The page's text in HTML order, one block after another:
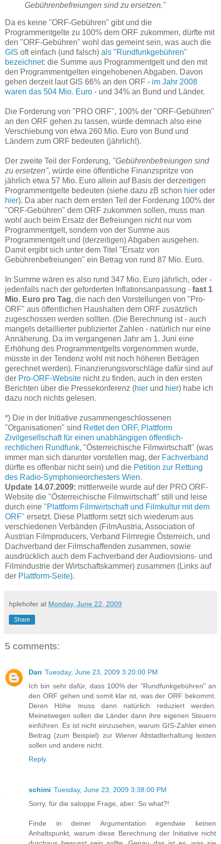
Gebührenbefreiungen sind zu ersetzen."
Da es keine "ORF-Gebühren" gibt und die
Programmentgelte zu 100% dem ORF zukommen, dürfte mit
den "ORF-Gebühren" wohl das gemeint sein, was auch die
GIS oft einfach (und falsch) als "Rundfunkgebühren"
bezeichnet: die Summe aus Programmentgelt und den mit
den Programmentgelten eingehobenen Abgaben. Davon
gehen derzeit laut GIS 66% an den ORF - im Jahr 2008
waren das 504 Mio. Euro - und 34% an Bund und Länder.
Die Forderung von "PRO ORF", 100% der "ORF-Gebühren"
an den ORF gehen zu lassen, würde demnach also eine
Verschiebung von etwa 260 Mio. Euro von Bund und
Ländern zum ORF bedeuten (jährlich!).
Der zweite Teil der Forderung, "Gebührenbefreiungen sind
zu ersetzen", würde eine öffentliche Finanzspritze von
jährlich etwa 57 Mio. Euro allein auf Basis der derzeitigen
Programmentgelte bedeuten (siehe dazu zB schon hier oder
hier). Da aber nach dem ersten Teil der Forderung 100% der
"ORF-Gebühren" dem ORF zukommen sollen, muss man
wohl auch beim Ersatz der Befreiungen nicht nur vom
Programmentgelt, sondern von der Summe aus
Programmentgelt und (derzeitigen) Abgaben ausgehen.
Damit ergibt sich unter dem Titel "Ersatz von
Gebührenbefreiungen" ein Betrag von rund 87 Mio. Euro.
In Summe wären es also rund 347 Mio. Euro jährlich, oder -
jedenfalls nach der geforderten Inflationsanpassung - fast 1
Mio. Euro pro Tag, die nach den Vorstellungen von "Pro-
ORF" aus öffentlichen Haushalten dem ORF zusätzlich
zugeschossen werden sollten. (Die Berechnung ist - auch
mangels detaillierter publizierter Zahlen - natürlich nur eine
Annäherung. Da im vergangenen Jahr am 1. Juni eine
Erhöhung des Programmentgelts vorgenommen wurde,
müsste in der Tendenz wohl mit noch höheren Beträgen
gerechnet werden). Finanzierungsvorschläge dafür sind auf
der Pro-ORF-Website nicht zu finden, auch in den ersten
Berichten über die Pressekonferenz (hier und hier) habe ich
dazu noch nichts gelesen.
*) Die in der Initiative zusammengeschlossenen
"Organisationen" sind Rettet den ORF, Plattform
Zivilgesellschaft für einen unabhängigen öffentlich-
rechtlichen Rundfunk, "Österreichische Filmwirtschaft" (was
immer man sich darunter vorstellen mag, der Fachverband
dürfte es offenbar nicht sein) und die Petition zur Rettung
des Radio-Symphonieorchesters Wien.
Update 14.07.2009: mittlerweile wurde auf der PRO ORF-
Website die "Österreichische Filmwirtschaft" still und leise
durch eine "Plattform Filmwirtschaft und Filmkultur mit dem
ORF" ersetzt. Diese Plattform setzt sich wiederum aus
verschiedenen Verbänden (FilmAustria, Association of
Austrian Filmproducers, Verband Filmregie Österreich, und
Dachverband der Filmschaffenden zusammen, sowie
ausdrücklich auch dem Fachverband der Audiovisions- und
Filmindustrie der Wirtschaftskammer) zusammen (Links auf
der Plattform-Seite).
hplehofer at Monday, June 22, 2009
Share
5 comments:
Dan Tuesday, June 23, 2009 3:20:00 PM
Ich bin sehr dafür, dass 100% der "Rundfunkgebühren" an
den ORF gehen und somit klar ist, was der ORF bekommt.
Deren Höhe muss dann natürlich reduziert werden.
Meinetwegen sollen die Länder dann ihre eigenen Steuern
einführen. Es ist nicht einzusehen, warum GIS-Zahler einen
Beitrag (zum Beispiel) zur Wiener Altstadterhaltung leisten
sollen und andere nicht.
Reply
schimi Tuesday, June 23, 2009 3:38:00 PM
Sorry, für die saloppe Frage, aber: So what?!
Finde in deiner Argumentation irgendwie keinen
Anhaltspunkt, warum diese Berechnung der Initiative nicht